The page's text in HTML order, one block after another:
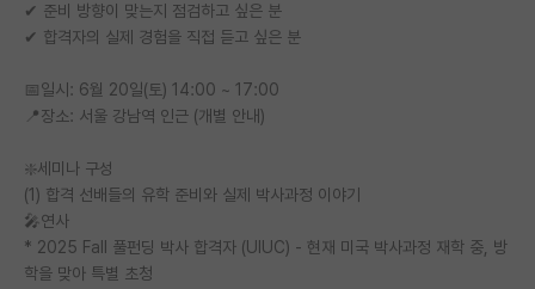
유학교육
반도체 아카데미
재팬라운지 🌸
✔ 준비 방향이 맞는지 점검하고 싶은 분
✔ 합격자의 실제 경험을 직접 듣고 싶은 분
📅일시: 6월 20일(토) 14:00 ~ 17:00
📍장소: 서울 강남역 인근 (개별 안내)
❇️세미나 구성
(1) 합격 선배들의 유학 준비와 실제 박사과정 이야기
🎤연사
* 2025 Fall 풀펀딩 박사 합격자 (UIUC) - 현재 미국 박사과정 재학 중, 방
학을 맞아 특별 초청